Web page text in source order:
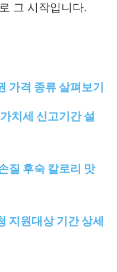
그 시작입니다.
가격 종류 살펴보기
치세 신고기간 설
질 후숙 칼로리 맛
지원대상 기간 상세